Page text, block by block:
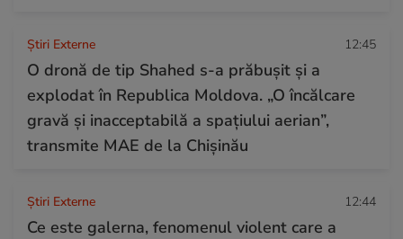
Știri Externe 12:45
O dronă de tip Shahed s-a prăbușit și a
explodat în Republica Moldova. „O încălcare
gravă şi inacceptabilă a spaţiului aerian”,
transmite MAE de la Chișinău
Știri Externe 12:44
Ce este galerna, fenomenul violent care a